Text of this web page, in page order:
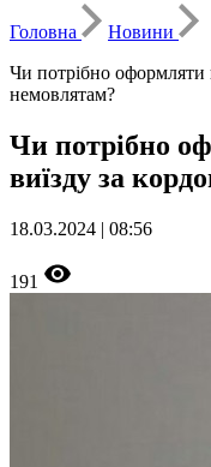
Головна
Новини
Чи потрібно оформляти
немовлятам?
Чи потрібно
виїзду за
18.03.2024 | 08:56
191